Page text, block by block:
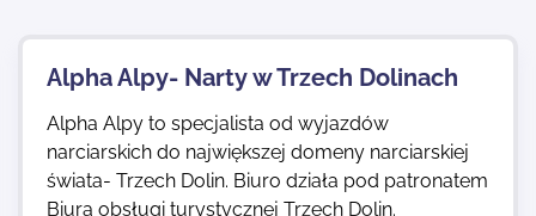
Kontakt
Alpha Alpy- Narty w Trzech Dolinach
Alpha Alpy to specjalista od wyjazdów
narciarskich do największej domeny narciarskiej
świata- Trzech Dolin. Biuro działa pod patronatem
Biura obsługi turystycznej Trzech Dolin.